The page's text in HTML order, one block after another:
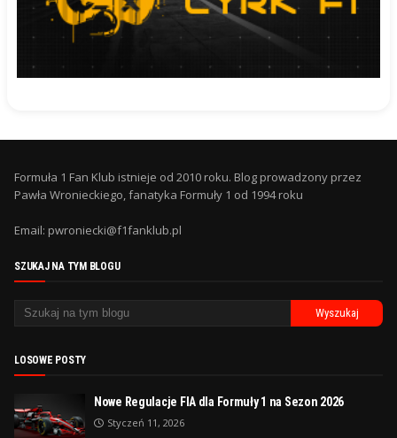
Formuła 1 Fan Klub istnieje od 2010 roku. Blog prowadzony przez
Pawła Wronieckiego, fanatyka Formuły 1 od 1994 roku
Email: pwroniecki@f1fanklub.pl
SZUKAJ NA TYM BLOGU
LOSOWE POSTY
Nowe Regulacje FIA dla Formuły 1 na Sezon 2026
Styczeń 11, 2026